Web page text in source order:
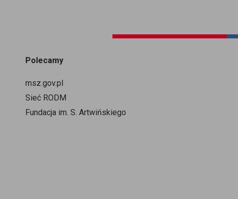
Polecamy
msz.gov.pl
Sieć RODM
Fundacja im. S. Artwińskiego